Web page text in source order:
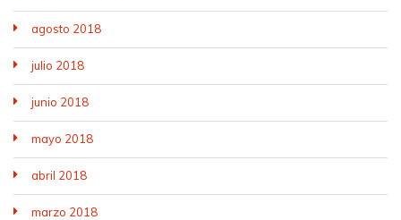
agosto 2018
julio 2018
junio 2018
mayo 2018
abril 2018
marzo 2018